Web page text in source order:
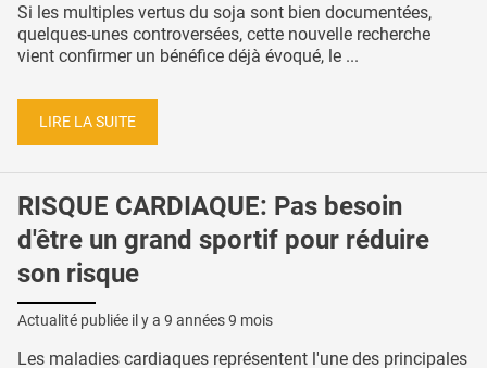
Si les multiples vertus du soja sont bien documentées,
quelques-unes controversées, cette nouvelle recherche
vient confirmer un bénéfice déjà évoqué, le ...
LIRE LA SUITE
RISQUE CARDIAQUE: Pas besoin
d'être un grand sportif pour réduire
son risque
Actualité publiée il y a 9 années 9 mois
Les maladies cardiaques représentent l'une des principales